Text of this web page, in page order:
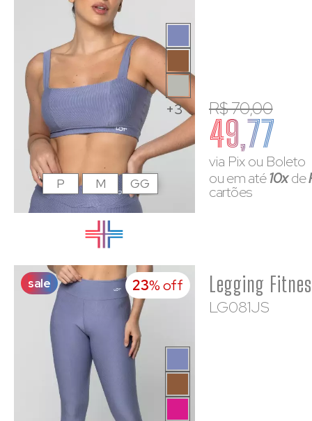
+3 R$ 70,00
49,77
via Pix ou Boleto
ou em até10xde
cartões
P M GG
sale 23% off
LG081JS